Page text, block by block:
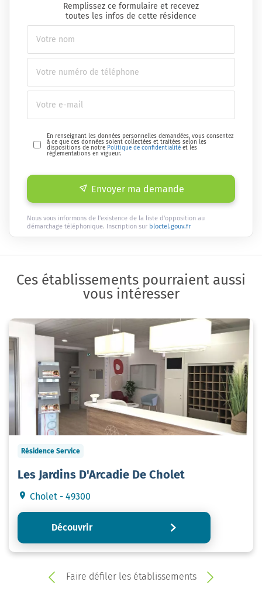
Remplissez ce formulaire et recevez
toutes les infos de cette résidence
En renseignant les données personnelles demandées, vous consentez
à ce que ces données soient collectées et traitées selon les
dispositions de notre Politique de confidentialité et les
réglementations en vigueur.
Envoyer ma demande
Nous vous informons de l'existence de la liste d'opposition au
démarchage téléphonique. Inscription sur bloctel.gouv.fr
Ces établissements pourraient aussi
vous intéresser
Résidence Service
Les Jardins D'Arcadie De Cholet
Cholet - 49300
Découvrir
Faire défiler les établissements